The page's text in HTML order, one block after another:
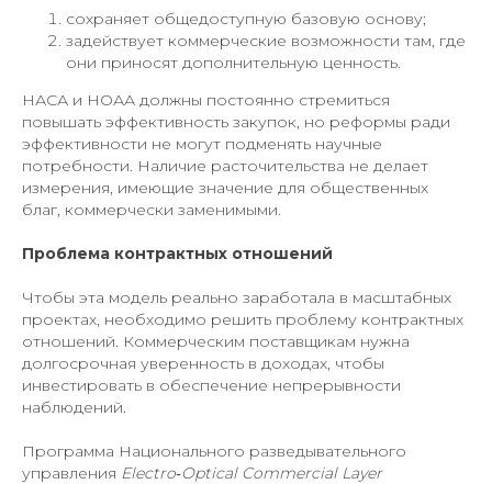
сохраняет общедоступную базовую основу;
задействует коммерческие возможности там, где
они приносят дополнительную ценность.
НАСА и НОАА должны постоянно стремиться
повышать эффективность закупок, но реформы ради
эффективности не могут подменять научные
потребности. Наличие расточительства не делает
измерения, имеющие значение для общественных
благ, коммерчески заменимыми.
Проблема контрактных отношений
Чтобы эта модель реально заработала в масштабных
проектах, необходимо решить проблему контрактных
отношений. Коммерческим поставщикам нужна
долгосрочная уверенность в доходах, чтобы
инвестировать в обеспечение непрерывности
наблюдений.
Программа Национального разведывательного
управления Electro‑Optical Commercial Layer